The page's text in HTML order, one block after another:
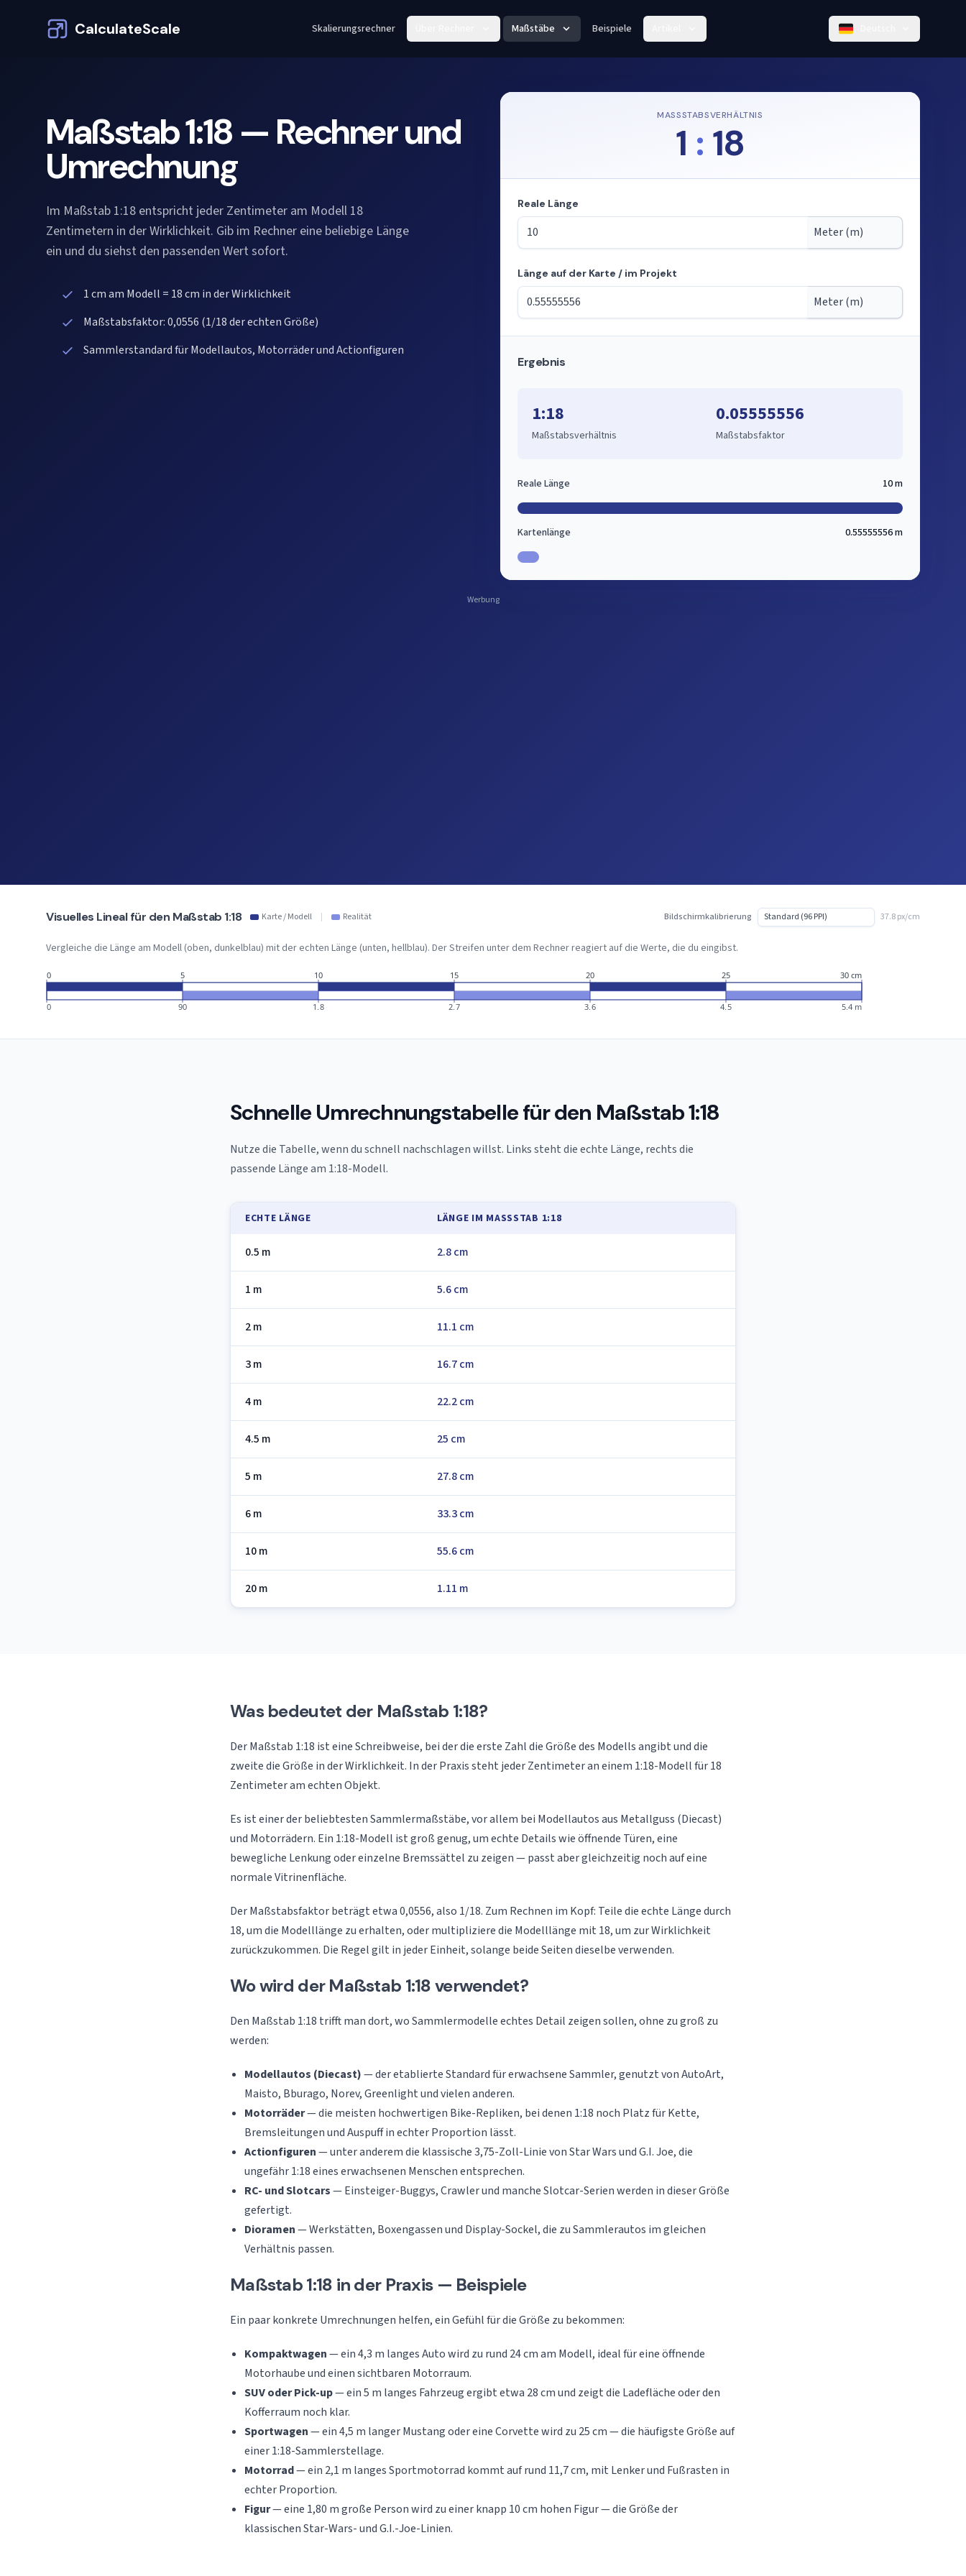
CalculateScale Skalierungsrechner Maßstäbe Beispiele
Maßstab 1:18 — Rechner und
Umrechnung
Im Maßstab 1:18 entspricht jeder Zentimeter am Modell 18
Zentimetern in der Wirklichkeit. Gib im Rechner eine beliebige Länge
ein und du siehst den passenden Wert sofort.
1 cm am Modell = 18 cm in der Wirklichkeit
Maßstabsfaktor: 0,0556 (1/18 der echten Größe)
Sammlerstandard für Modellautos, Motorräder und Actionfiguren
MASSSTABSVERHÄLTNIS
1 : 18
Modus: Längen aus dem Maßstab berechnen
Reale Länge
Länge auf der Karte / im Projekt
Ergebnis
1:18
Maßstabsverhältnis
0.05555556
Maßstabsfaktor
Reale Länge 10 m
Kartenlänge 0.55555556 m
Werbung
Visuelles Lineal für den Maßstab 1:18 Karte / Modell | Realität Bildschirmkalibrierung 37.8 px/cm
Vergleiche die Länge am Modell (oben, dunkelblau) mit der echten Länge (unten, hellblau). Der Streifen unter dem Rechner reagiert auf die Werte, die du eingibst.
0
0
5
90
10
1.8
15
2.7
20
3.6
25
4.5
30 cm
5.4 m
Schnelle Umrechnungstabelle für den Maßstab 1:18
Nutze die Tabelle, wenn du schnell nachschlagen willst. Links steht die echte Länge, rechts die
passende Länge am 1:18-Modell.
ECHTE LÄNGE LÄNGE IM MASSSTAB 1:18
0.5 m 2.8 cm
1 m 5.6 cm
2 m 11.1 cm
3 m 16.7 cm
4 m 22.2 cm
4.5 m 25 cm
5 m 27.8 cm
6 m 33.3 cm
10 m 55.6 cm
20 m 1.11 m
Was bedeutet der Maßstab 1:18?
Der Maßstab 1:18 ist eine Schreibweise, bei der die erste Zahl die Größe des Modells angibt und die
zweite die Größe in der Wirklichkeit. In der Praxis steht jeder Zentimeter an einem 1:18-Modell für 18
Zentimeter am echten Objekt.
Es ist einer der beliebtesten Sammler­maßstäbe, vor allem bei Modellautos aus Metallguss (Diecast)
und Motorrädern. Ein 1:18-Modell ist groß genug, um echte Details wie öffnende Türen, eine
bewegliche Lenkung oder einzelne Bremssättel zu zeigen — passt aber gleichzeitig noch auf eine
normale Vitrinenfläche.
Der Maßstabsfaktor beträgt etwa 0,0556, also 1/18. Zum Rechnen im Kopf: Teile die echte Länge durch
18, um die Modelllänge zu erhalten, oder multipliziere die Modelllänge mit 18, um zur Wirklichkeit
zurückzukommen. Die Regel gilt in jeder Einheit, solange beide Seiten dieselbe verwenden.
Wo wird der Maßstab 1:18 verwendet?
Den Maßstab 1:18 trifft man dort, wo Sammlermodelle echtes Detail zeigen sollen, ohne zu groß zu
werden:
Modellautos (Diecast)— der etablierte Standard für erwachsene Sammler, genutzt von AutoArt,
Maisto, Bburago, Norev, Greenlight und vielen anderen.
Motorräder— die meisten hochwertigen Bike-Repliken, bei denen 1:18 noch Platz für Kette,
Bremsleitungen und Auspuff in echter Proportion lässt.
Actionfiguren— unter anderem die klassische 3,75-Zoll-Linie von Star Wars und G.I. Joe, die
ungefähr 1:18 eines erwachsenen Menschen entsprechen.
RC- und Slotcars— Einsteiger-Buggys, Crawler und manche Slotcar-Serien werden in dieser Größe
gefertigt.
Dioramen— Werkstätten, Boxengassen und Display-Sockel, die zu Sammlerautos im gleichen
Verhältnis passen.
Maßstab 1:18 in der Praxis — Beispiele
Ein paar konkrete Umrechnungen helfen, ein Gefühl für die Größe zu bekommen:
Kompaktwagen— ein 4,3 m langes Auto wird zu rund 24 cm am Modell, ideal für eine öffnende
Motorhaube und einen sichtbaren Motorraum.
SUV oder Pick-up— ein 5 m langes Fahrzeug ergibt etwa 28 cm und zeigt die Ladefläche oder den
Kofferraum noch klar.
Sportwagen— ein 4,5 m langer Mustang oder eine Corvette wird zu 25 cm — die häufigste Größe auf
einer 1:18-Sammlerstellage.
Motorrad— ein 2,1 m langes Sportmotorrad kommt auf rund 11,7 cm, mit Lenker und Fußrasten in
echter Proportion.
Figur— eine 1,80 m große Person wird zu einer knapp 10 cm hohen Figur — die Größe der
klassischen Star-Wars- und G.I.-Joe-Linien.